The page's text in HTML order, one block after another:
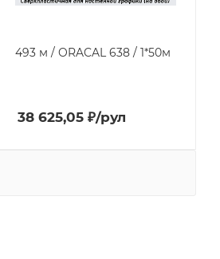
493 м / ORACAL 638 / 1*50м
38 625,05₽/рул